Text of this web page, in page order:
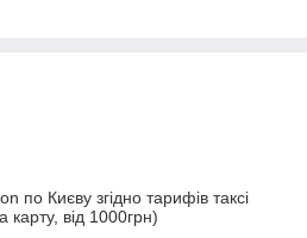
по Києву згідно тарифів таксі
від 1000грн)